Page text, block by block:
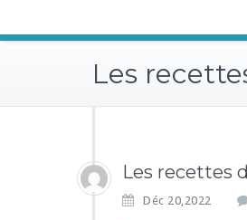
Les
Les recettes
Déc 20,2022